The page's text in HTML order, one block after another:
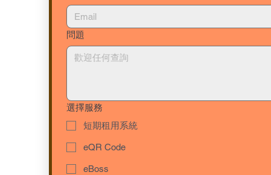
問題
選擇服務
短期租用系統
eQR Code
eBoss